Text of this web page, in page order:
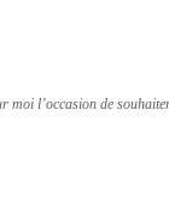
moi l’occasion de